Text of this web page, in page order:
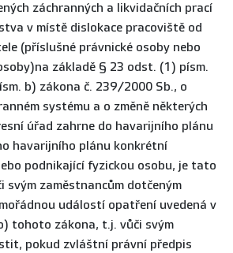
záchranných a likvidačních prací
v místě dislokace pracoviště od
(příslušné právnické osoby nebo
základě § 23 odst. (1) písm.
b) zákona č. 239/2000 Sb., o
systému a o změně některých
úřad zahrne do havarijního plánu
havarijního plánu konkrétní
podnikající fyzickou osobu, je tato
zaměstnancům dotčeným
událostí opatření uvedená v
tohoto zákona, t.j. vůči svým
pokud zvláštní právní předpis